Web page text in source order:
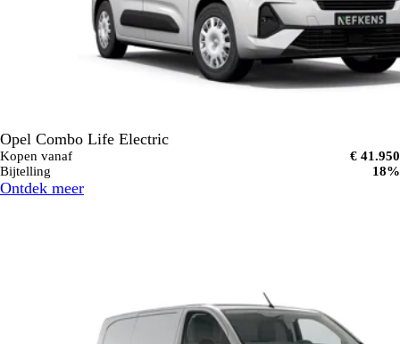
Opel Combo Life Electric
Kopen vanaf
€ 41.950
Bijtelling
18%
Ontdek meer